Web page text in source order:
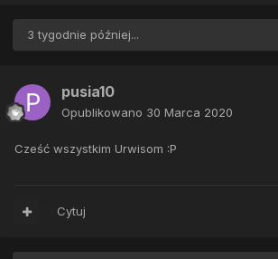
3 tygodnie później...
pusia10
Opublikowano 30 Marca 2020
Cześć wszystkim Urwisom :P
Cytuj